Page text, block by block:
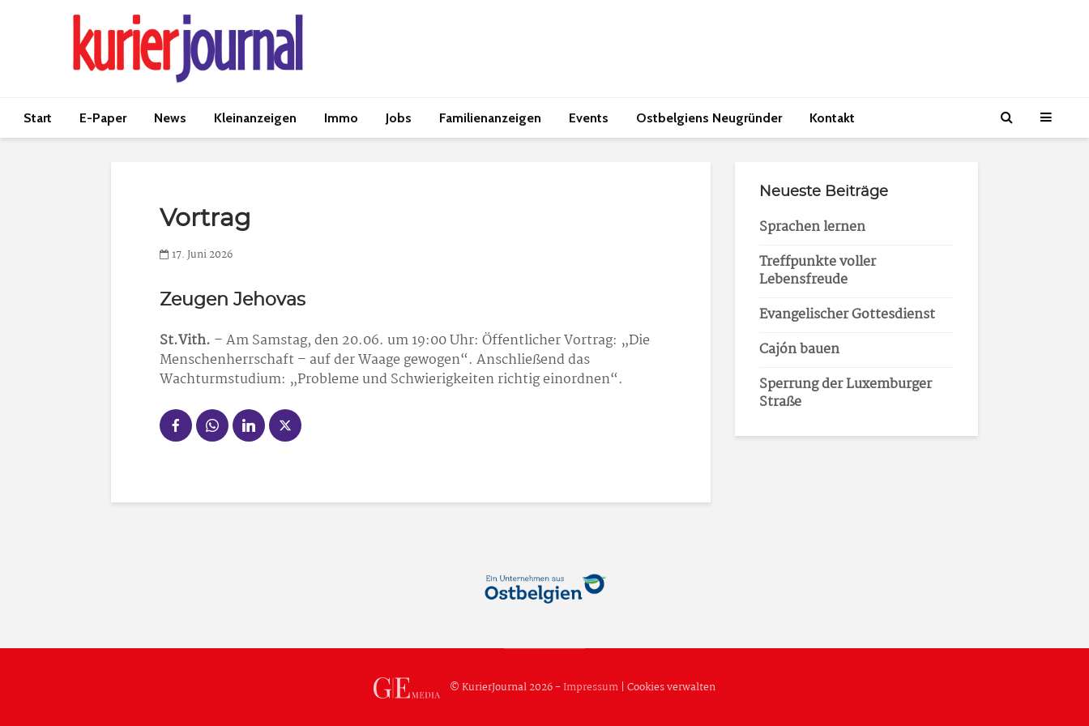
Start E-Paper News Kleinanzeigen Immo Jobs Familienanzeigen Events Ostbelgiens Neugründer Kontakt
Vortrag
17. Juni 2026
Zeugen Jehovas
St.Vith. – Am Samstag, den 20.06. um 19:00 Uhr: Öffentlicher Vortrag: „Die
Menschenherrschaft – auf der Waage gewogen“. Anschließend das
Wachturmstudium: „Probleme und Schwierigkeiten richtig einordnen“.
Neueste Beiträge
Sprachen lernen
Treffpunkte voller
Lebensfreude
Evangelischer Gottesdienst
Cajón bauen
Sperrung der Luxemburger
Straße
© KurierJournal 2026 -Impressum |Cookies verwalten